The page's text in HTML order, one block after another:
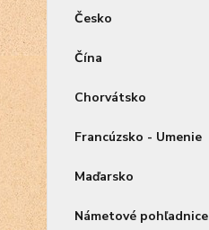
Česko
Čína
Chorvátsko
Francúzsko - Umenie
Maďarsko
Námetové pohľadnice